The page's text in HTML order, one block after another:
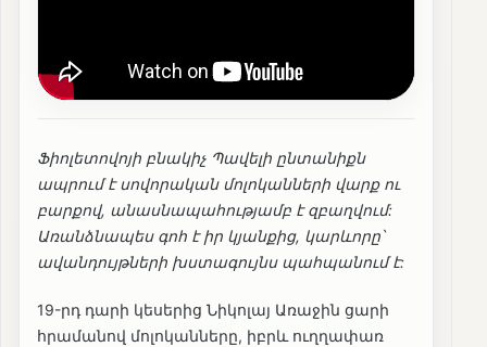
Ֆիոլետովոյի բնակիչ Պավելի ընտանիքն
ապրում է սովորական մոլոկանների վարք ու
բարքով, անասնապահությամբ է զբաղվում:
Առանձնապես գոհ է իր կյանքից, կարևորը՝
ավանդույթների խստագույնս պահպանում է:
19-րդ դարի կեսերից Նիկոլայ Առաջին ցարի
հրամանով մոլոկանները, իբրև ուղղափառ